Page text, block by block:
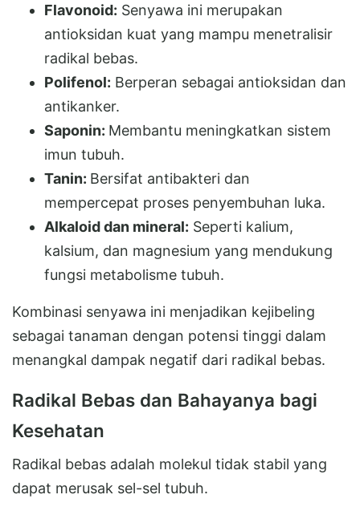
Flavonoid: Senyawa ini merupakan
antioksidan kuat yang mampu menetralisir
radikal bebas.
Polifenol: Berperan sebagai antioksidan dan
antikanker.
Saponin: Membantu meningkatkan sistem
imun tubuh.
Tanin: Bersifat antibakteri dan
mempercepat proses penyembuhan luka.
Alkaloid dan mineral: Seperti kalium,
kalsium, dan magnesium yang mendukung
fungsi metabolisme tubuh.
Kombinasi senyawa ini menjadikan kejibeling
sebagai tanaman dengan potensi tinggi dalam
menangkal dampak negatif dari radikal bebas.
Radikal Bebas dan Bahayanya bagi
Kesehatan
Radikal bebas adalah molekul tidak stabil yang
dapat merusak sel-sel tubuh.